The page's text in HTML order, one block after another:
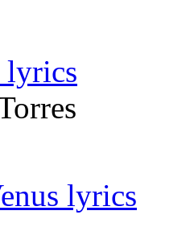
lyrics
lyrics